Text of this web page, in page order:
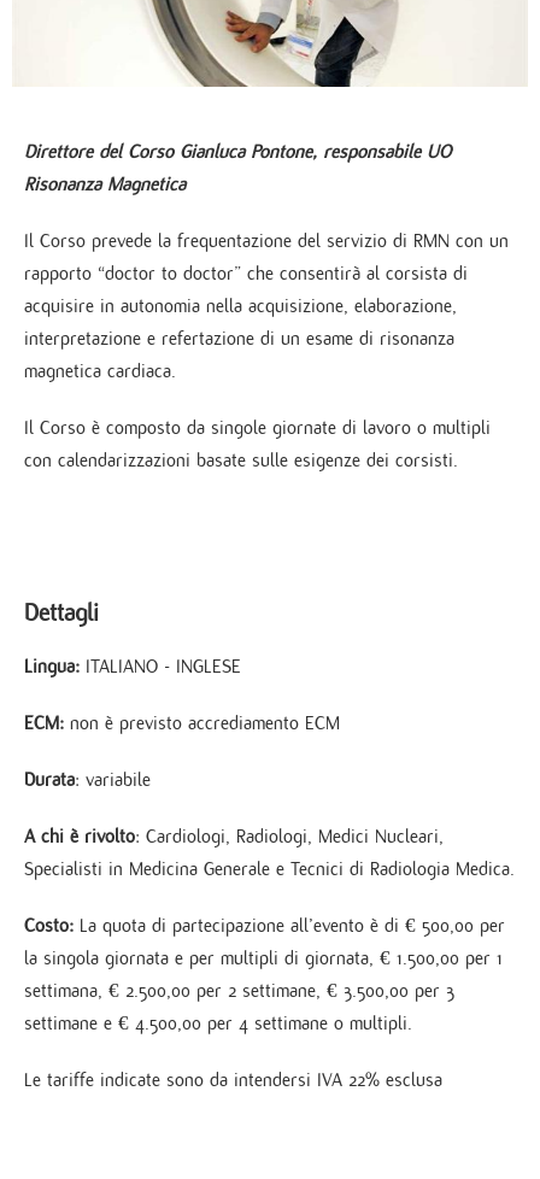
Direttore del Corso Gianluca Pontone, responsabile UO
Risonanza Magnetica
Il Corso prevede la frequentazione del servizio di RMN con un
rapporto “doctor to doctor” che consentirà al corsista di
acquisire in autonomia nella acquisizione, elaborazione,
interpretazione e refertazione di un esame di risonanza
magnetica cardiaca.
Il Corso è composto da singole giornate di lavoro o multipli
con calendarizzazioni basate sulle esigenze dei corsisti.
Dettagli
Lingua: ITALIANO - INGLESE
ECM: non è previsto accrediamento ECM
Durata: variabile
A chi è rivolto: Cardiologi, Radiologi, Medici Nucleari,
Specialisti in Medicina Generale e Tecnici di Radiologia Medica.
Costo: La quota di partecipazione all’evento è di € 500,00 per
la singola giornata e per multipli di giornata, € 1.500,00 per 1
settimana, € 2.500,00 per 2 settimane, € 3.500,00 per 3
settimane e € 4.500,00 per 4 settimane o multipli.
Le tariffe indicate sono da intendersi IVA 22% esclusa